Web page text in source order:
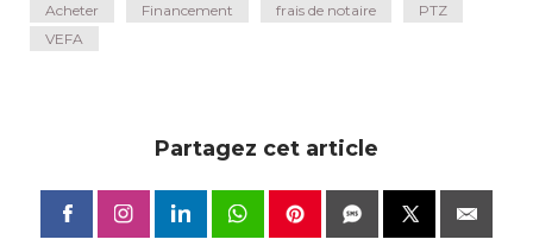
Acheter Financement frais de notaire
PTZ
VEFA
Partagez cet article